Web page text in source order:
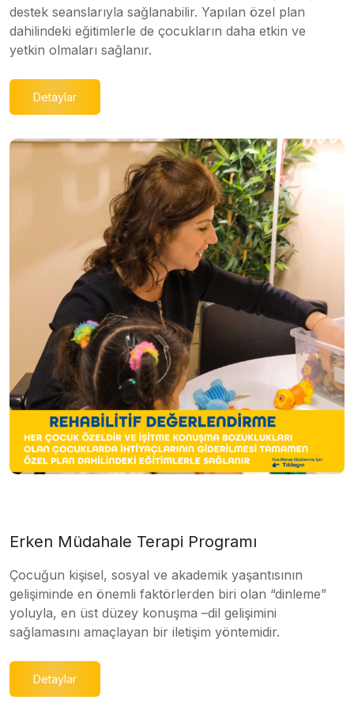
destek seanslarıyla sağlanabilir. Yapılan özel plan
dahilindeki eğitimlerle de çocukların daha etkin ve
yetkin olmaları sağlanır.
Detaylar
Erken Müdahale Terapi Programı
Çocuğun kişisel, sosyal ve akademik yaşantısının
gelişiminde en önemli faktörlerden biri olan “dinleme”
yoluyla, en üst düzey konuşma –dil gelişimini
sağlamasını amaçlayan bir iletişim yöntemidir.
Detaylar